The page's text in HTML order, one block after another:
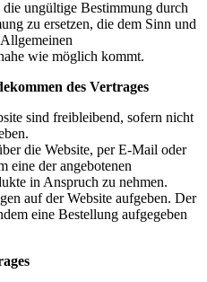
ungültige Bestimmung durch
zu ersetzen, die dem Sinn und
wie möglich kommt.
des Vertrages
sind freibleibend, sofern nicht
die Website, per E-Mail oder
eine der angebotenen
in Anspruch zu nehmen.
auf der Website aufgeben. Der
eine Bestellung aufgegeben